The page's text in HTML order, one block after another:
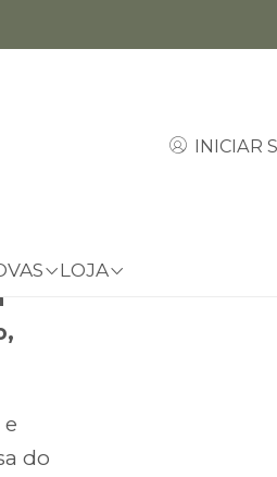
INICIAR
LOJA
Encomendas até dia
da
do